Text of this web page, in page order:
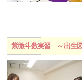
紫微斗数実習 ～出生